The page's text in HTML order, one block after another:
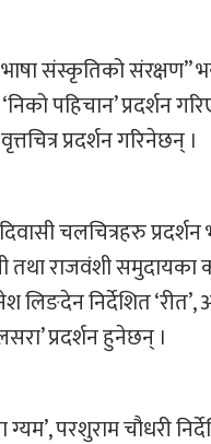
संस्कृतिको संरक्षण”
पहिचान’
प्रदर्शन गरिनेछन् ।
चलचित्रहरु
तथा राजवंशी
लिङदेन निर्देशित
प्रदर्शन हुनेछन् ।
परशुराम चौधरी